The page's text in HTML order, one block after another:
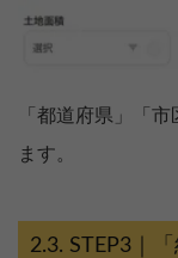
「都道府県」「
ます。
STEP3｜